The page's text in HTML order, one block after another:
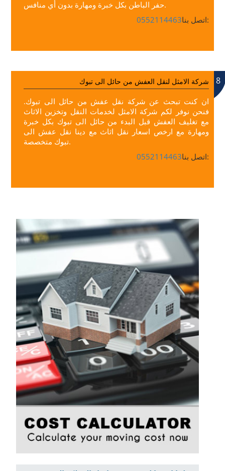
حفر الباطن بكل خبرة ومهارة بدون أي منافس.
0552114463
اتصل بنا:
8 شركة الامثل لنقل العفش من حائل الى تبوك
ان كنت تبحث عن شركة نقل عفش من حائل الى تبوك.
فنحن نوفر لكم شركة الامثل لخدمات النقل وتخزين الاثاث
مع تغليف العفش قبل البدء من حائل الى تبوك بكل خبرة
ومهارة مع ارخص اسعار نقل اثاث مع دينا نقل عفش الى
تبوك متخصصة.
0552114463
اتصل بنا: